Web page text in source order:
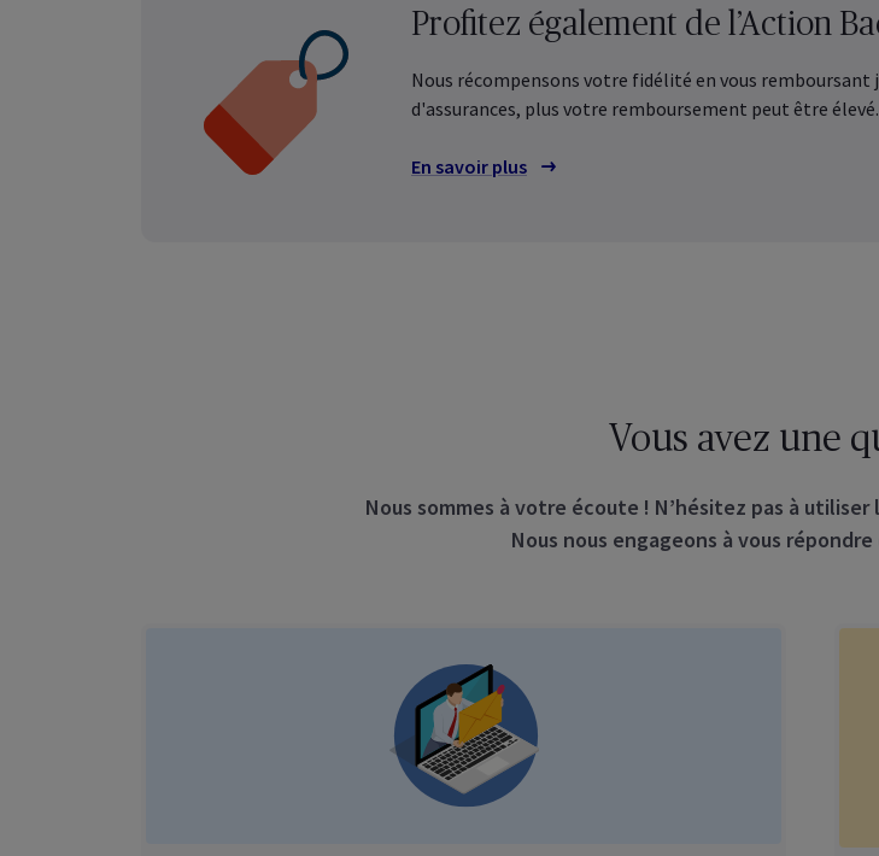
Profitez également de l’Action
Nous récompensons votre fidélité en vous remboursant
d'assurances, plus votre remboursement peut être élevé.
En savoir plus
Vous avez une
Nous sommes à votre écoute ! N’hésitez pas à
Nous nous engageons à vous